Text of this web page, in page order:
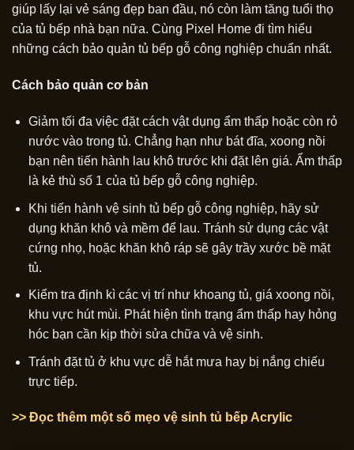
giúp lấy lại vẻ sáng đẹp ban đầu, nó còn làm tăng tuổi thọ
của tủ bếp nhà bạn nữa. Cùng Pixel Home đi tìm hiểu
những cách bảo quản tủ bếp gỗ công nghiệp chuẩn nhất.
Cách bảo quản cơ bản
Giảm tối đa việc đặt cách vật dụng ẩm thấp hoặc còn rỏ
nước vào trong tủ. Chẳng hạn như bát đĩa, xoong nồi
bạn nên tiến hành lau khô trước khi đặt lên giá. Ẩm thấp
là kẻ thù số 1 của tủ bếp gỗ công nghiệp.
Khi tiến hành vệ sinh tủ bếp gỗ công nghiệp, hãy sử
dụng khăn khô và mềm để lau. Tránh sử dụng các vật
cứng nhọ, hoặc khăn khô ráp sẽ gây trầy xước bề mặt
tủ.
Kiểm tra định kì các vị trí như khoang tủ, giá xoong nồi,
khu vực hút mùi. Phát hiện tình trạng ẩm thấp hay hỏng
hóc bạn cần kịp thời sửa chữa và vệ sinh.
Tránh đặt tủ ở khu vực dễ hắt mưa hay bị nắng chiếu
trực tiếp.
>> Đọc thêm một số mẹo vệ sinh tủ bếp Acrylic